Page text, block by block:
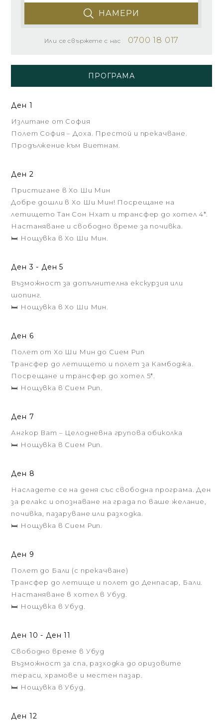
НАМЕРИ
Или се свържете с нас 0700 18 017
ПРОГРАМА
Ден 1
Излитане от София
Полет София – Доха. Престой и прекачване.
Продължение към Виетнам.
Ден 2
Пристигане в Хо Ши Мин
Добре дошли в Хо Ши Мин! Посрещане на
летището Тан Сон Нхат и трансфер до хотел 4*.
Настаняване и свободно време за почивка.
🛏️ Нощувка в Хо Ши Мин.
Ден 3 - Ден 5
Възможност за допълнителна екскурзия или
шопинг.
🛏️ Нощувка в Хо Ши Мин.
Ден 6
Полет от Хо Ши Мин до Сием Рип
Трансфер до летището и полет за Камбоджа.
Посрещане и трансфер до хотел 5*.
🛏️ Нощувка в Сием Рип.
Ден 7
Ангкор Ват – Целодневна групова обиколка
🛏️ Нощувка в Сием Рип.
Ден 8
Насладете се на деня със свободна програма. Ден
за релакс и опознаване на града по ваше желание,
почивка, пазаруване или разходка.
🛏️ Нощувка в Сием Рип.
Ден 9
Полет до Бали (с прекачване)
Трансфер до летище и полет до Денпасар, Бали.
Настаняване в хотел в Убуд.
🛏️ Нощувка в Убуд.
Ден 10 - Ден 11
Свободно време в Убуд
Възможност за спа, разходка до оризовите
тераси, храмове и местен пазар.
🛏️ Нощувка в Убуд.
Ден 12